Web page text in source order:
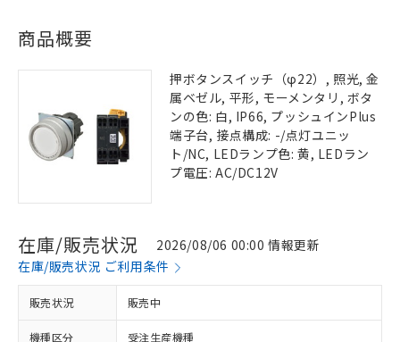
商品概要
押ボタンスイッチ（φ22）, 照光, 金
属ベゼル, 平形, モーメンタリ, ボタ
ンの色: 白, IP66, プッシュインPlus
端子台, 接点構成: -/点灯ユニッ
ト/NC, LEDランプ色: 黄, LEDラン
プ電圧: AC/DC12V
在庫/販売状況
2026/08/06 00:00 情報更新
在庫/販売状況 ご利用条件
販売状況 販売中
機種区分 受注生産機種